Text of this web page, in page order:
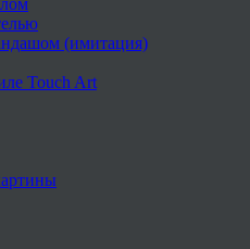
(имитация)
Touch Art